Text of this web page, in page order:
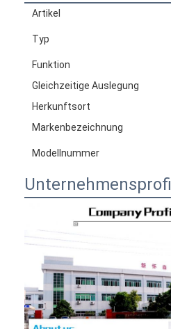
Artikel
Typ
Funktion
Gleichzeitige Auslegung
Herkunftsort
Markenbezeichnung
Modellnummer
Unternehmensprofil